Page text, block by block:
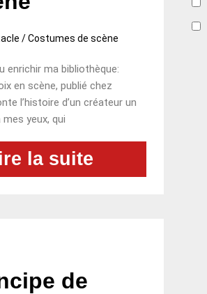
/ Costumes de scène
enrichir ma bibliothèque:
en scène, publié chez
l’histoire d’un créateur un
yeux, qui
la suite
de